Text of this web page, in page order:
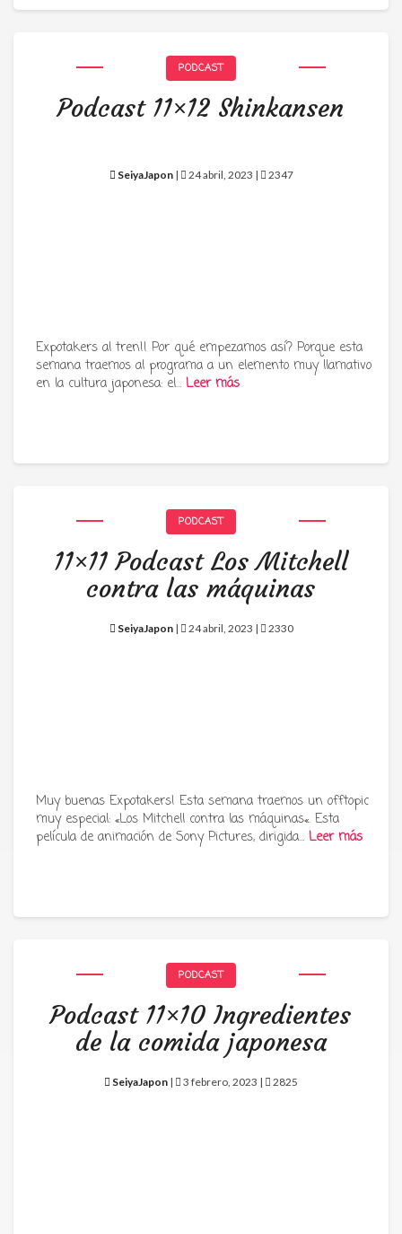
PODCAST
Podcast 11×12 Shinkansen
SeiyaJapon| 24 abril, 2023 | 2347
Expotakers al tren!! Por qué empezamos así? Porque esta
semana traemos al programa a un elemento muy llamativo
en la cultura japonesa: el… Leer más
PODCAST
11×11 Podcast Los Mitchell
contra las máquinas
SeiyaJapon| 24 abril, 2023 | 2330
Muy buenas Expotakers! Esta semana traemos un offtopic
muy especial: «Los Mitchell contra las máquinas«. Esta
película de animación de Sony Pictures, dirigida… Leer más
PODCAST
Podcast 11×10 Ingredientes
de la comida japonesa
SeiyaJapon | 3 febrero, 2023 | 2825